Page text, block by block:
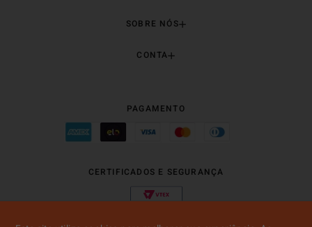
SOBRE NÓS
CONTA
PAGAMENTO
CERTIFICADOS E SEGURANÇA